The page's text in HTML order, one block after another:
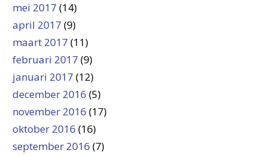
mei 2017 (14)
april 2017 (9)
maart 2017 (11)
februari 2017 (9)
januari 2017 (12)
december 2016 (5)
november 2016 (17)
oktober 2016 (16)
september 2016 (7)